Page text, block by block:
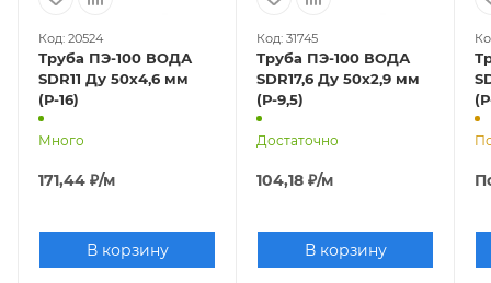
Код: 20524
Труба ПЭ-100 ВОДА
SDR11 Ду 50х4,6 мм
(Р-16)
Много
171,44 ₽/м
В корзину
Код: 31745
Труба ПЭ-100 ВОДА
SDR17,6 Ду 50х2,9 мм
(Р-9,5)
Достаточно
104,18 ₽/м
В корзину